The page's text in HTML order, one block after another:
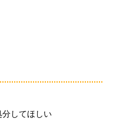
してほしい